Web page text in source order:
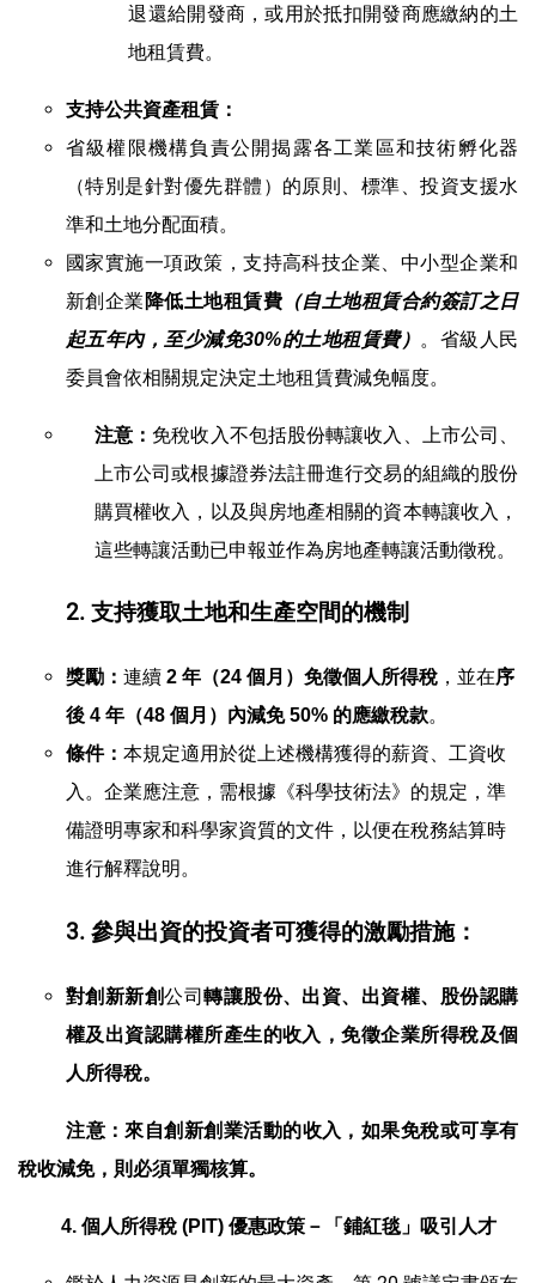
退還給開發商，或用於抵扣開發商應繳納的土
地租賃費。
支持公共資產租賃：
省級權限機構負責公開揭露各工業區和技術孵化器
（特別是針對優先群體）的原則、標準、投資支援水
準和土地分配面積。
國家實施一項政策，支持高科技企業、中小型企業和
新創企業 降低土地租賃費 （自土地租賃合約簽訂之日
起五年內，至少減免30%的土地租賃費） 。省級人民
委員會依相關規定決定土地租賃費減免幅度。
注意： 免稅收入不包括股份轉讓收入、上市公司、
上市公司或根據證券法註冊進行交易的組織的股份
購買權收入，以及與房地產相關的資本轉讓收入，
這些轉讓活動已申報並作為房地產轉讓活動徵稅。
2. 支持獲取土地和生產空間的機制
獎勵： 連續 2 年（24 個月）免徵個人所得稅 ，並在序
後 4 年（48 個月）內減免50% 的應繳稅款。
條件： 本規定適用於從上述機構獲得的薪資、工資收
入。企業應注意，需根據《科學技術法》的規定，準
備證明專家和科學家資質的文件，以便在稅務結算時
進行解釋說明。
3. 參與出資的投資者可獲得的激勵措施：
對創新新創公司轉讓股份、出資、出資權、股份認購
權及出資認購權所產生的收入，免徵企業所得稅及個
人所得稅。
注意： 來自創新創業活動的收入，如果免稅或可享有
稅收減免，則必須單獨核算。
4. 個人所得稅 (PIT) 優惠政策－「鋪紅毯」吸引人才